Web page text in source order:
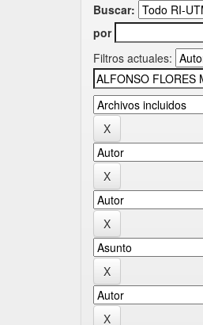
Buscar:
por
Filtros actuales: